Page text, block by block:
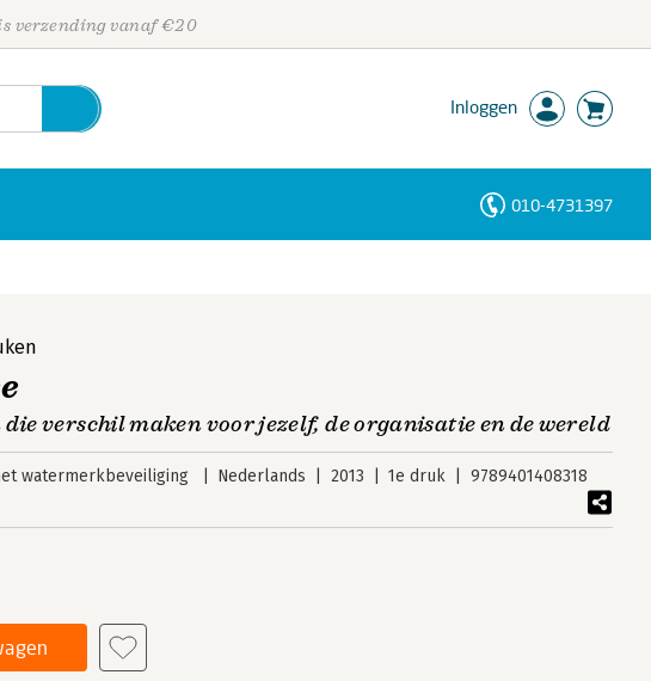
verzending vanaf €20
Inloggen
010-4731397
die verschil maken voor jezelf, de organisatie en de wereld
watermerkbeveiliging Nederlands 2013 1e druk 9789401408318
Personen